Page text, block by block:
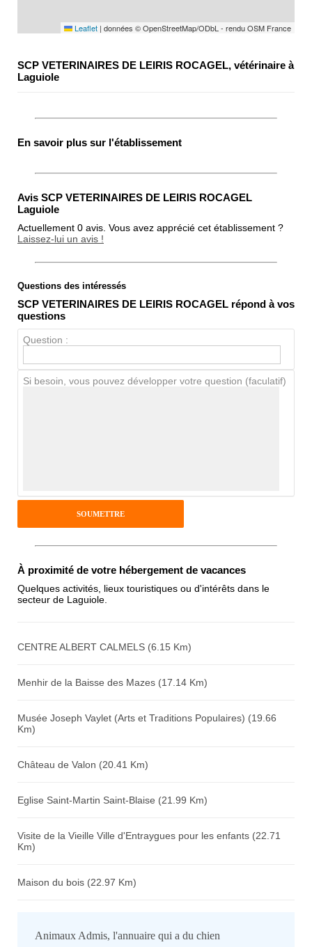
Leaflet | données © OpenStreetMap/ODbL - rendu OSM France
SCP VETERINAIRES DE LEIRIS ROCAGEL, vétérinaire à
Laguiole
En savoir plus sur l'établissement
Avis SCP VETERINAIRES DE LEIRIS ROCAGEL
Laguiole
Actuellement 0 avis. Vous avez apprécié cet établissement ?
Laissez-lui un avis !
Note globale
Propreté
Chien / chat
Pseudo :
Questions des intéressés
SCP VETERINAIRES DE LEIRIS ROCAGEL répond à vos
questions
Question :
Si besoin, vous pouvez développer votre question (faculatif)
À proximité de votre hébergement de vacances
Quelques activités, lieux touristiques ou d'intérêts dans le
secteur de Laguiole.
CENTRE ALBERT CALMELS (6.15 Km)
Menhir de la Baisse des Mazes (17.14 Km)
Musée Joseph Vaylet (Arts et Traditions Populaires) (19.66
Km)
Château de Valon (20.41 Km)
Eglise Saint-Martin Saint-Blaise (21.99 Km)
Visite de la Vieille Ville d'Entraygues pour les enfants (22.71
Km)
Maison du bois (22.97 Km)
Animaux Admis, l'annuaire qui a du chien